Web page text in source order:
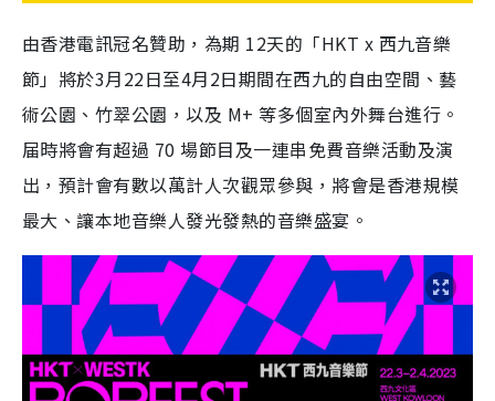
由香港電訊冠名贊助，為期 12天的「HKT x 西九音樂
節」將於3月22日至4月2日期間在西九的自由空間、藝
術公園、竹翠公園，以及 M+ 等多個室內外舞台進行。
届時將會有超過 70 場節目及一連串免費音樂活動及演
出，預計會有數以萬計人次觀眾參與，將會是香港規模
最大、讓本地音樂人發光發熱的音樂盛宴。